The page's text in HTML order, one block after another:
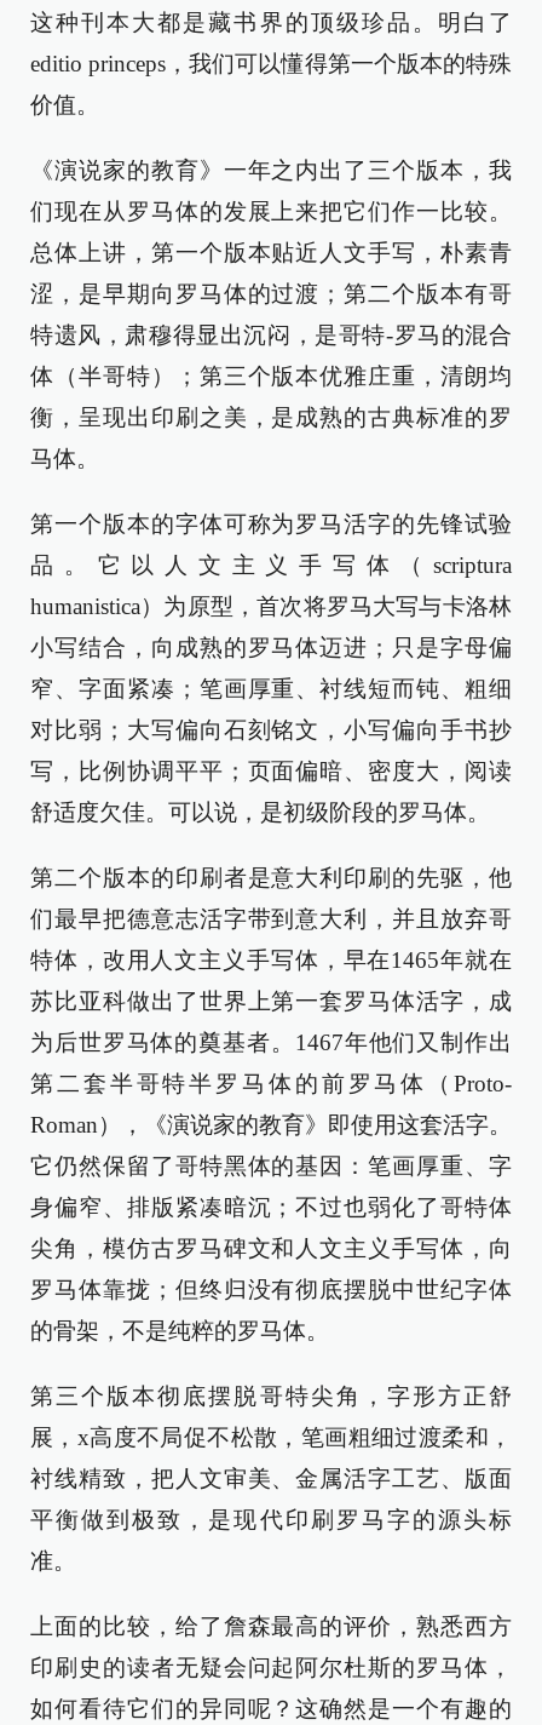
这种刊本大都是藏书界的顶级珍品。明白了
editio princeps，我们可以懂得第一个版本的特殊
价值。
《演说家的教育》一年之内出了三个版本，我
们现在从罗马体的发展上来把它们作一比较。
总体上讲，第一个版本贴近人文手写，朴素青
涩，是早期向罗马体的过渡；第二个版本有哥
特遗风，肃穆得显出沉闷，是哥特-罗马的混合
体（半哥特）；第三个版本优雅庄重，清朗均
衡，呈现出印刷之美，是成熟的古典标准的罗
马体。
第一个版本的字体可称为罗马活字的先锋试验
品。它以人文主义手写体（scriptura
humanistica）为原型，首次将罗马大写与卡洛林
小写结合，向成熟的罗马体迈进；只是字母偏
窄、字面紧凑；笔画厚重、衬线短而钝、粗细
对比弱；大写偏向石刻铭文，小写偏向手书抄
写，比例协调平平；页面偏暗、密度大，阅读
舒适度欠佳。可以说，是初级阶段的罗马体。
第二个版本的印刷者是意大利印刷的先驱，他
们最早把德意志活字带到意大利，并且放弃哥
特体，改用人文主义手写体，早在1465年就在
苏比亚科做出了世界上第一套罗马体活字，成
为后世罗马体的奠基者。1467年他们又制作出
第二套半哥特半罗马体的前罗马体（Proto-
Roman），《演说家的教育》即使用这套活字。
它仍然保留了哥特黑体的基因：笔画厚重、字
身偏窄、排版紧凑暗沉；不过也弱化了哥特体
尖角，模仿古罗马碑文和人文主义手写体，向
罗马体靠拢；但终归没有彻底摆脱中世纪字体
的骨架，不是纯粹的罗马体。
第三个版本彻底摆脱哥特尖角，字形方正舒
展，x高度不局促不松散，笔画粗细过渡柔和，
衬线精致，把人文审美、金属活字工艺、版面
平衡做到极致，是现代印刷罗马字的源头标
准。
上面的比较，给了詹森最高的评价，熟悉西方
印刷史的读者无疑会问起阿尔杜斯的罗马体，
如何看待它们的异同呢？这确然是一个有趣的